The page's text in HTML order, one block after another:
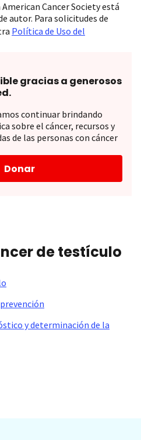
Cancer Society está
autor. Para solicitudes de
Política de Uso del
gracias a generosos
continuar brindando
sobre el cáncer, recursos y
de las personas con cáncer
Donar
de testículo
y determinación de la